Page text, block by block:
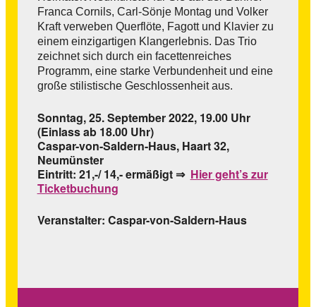
Franca Cornils, Carl-Sönje Montag und Volker
Kraft verweben Querflöte, Fagott und Klavier zu
einem einzigartigen Klangerlebnis. Das Trio
zeichnet sich durch ein facettenreiches
Programm, eine starke Verbundenheit und eine
große stilistische Geschlossenheit aus.
Sonntag, 25. September 2022, 19.00 Uhr
(Einlass ab 18.00 Uhr)
Caspar-von-Saldern-Haus, Haart 32,
Neumünster
Eintritt: 21,-/ 14,- ermäßigt ⇒ Hier geht’s zur
Ticketbuchung
Veranstalter: Caspar-von-Saldern-Haus